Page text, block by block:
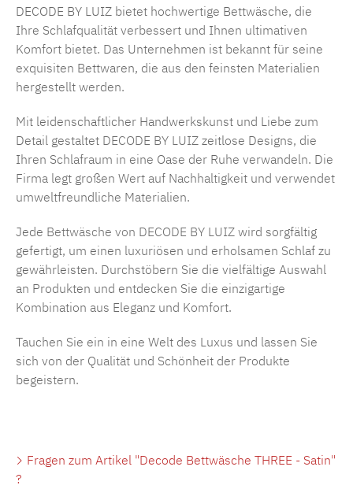
DECODE BY LUIZ bietet hochwertige Bettwäsche, die
Ihre Schlafqualität verbessert und Ihnen ultimativen
Komfort bietet. Das Unternehmen ist bekannt für seine
exquisiten Bettwaren, die aus den feinsten Materialien
hergestellt werden.
Mit leidenschaftlicher Handwerkskunst und Liebe zum
Detail gestaltet DECODE BY LUIZ zeitlose Designs, die
Ihren Schlafraum in eine Oase der Ruhe verwandeln. Die
Firma legt großen Wert auf Nachhaltigkeit und verwendet
umweltfreundliche Materialien.
Jede Bettwäsche von DECODE BY LUIZ wird sorgfältig
gefertigt, um einen luxuriösen und erholsamen Schlaf zu
gewährleisten. Durchstöbern Sie die vielfältige Auswahl
an Produkten und entdecken Sie die einzigartige
Kombination aus Eleganz und Komfort.
Tauchen Sie ein in eine Welt des Luxus und lassen Sie
sich von der Qualität und Schönheit der Produkte
begeistern.
Fragen zum Artikel "Decode Bettwäsche THREE - Satin"
?